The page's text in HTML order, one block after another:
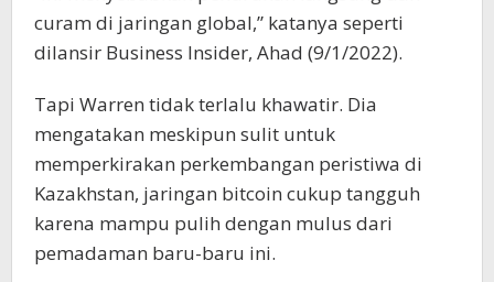
curam di jaringan global,” katanya seperti
dilansir Business Insider, Ahad (9/1/2022).
Tapi Warren tidak terlalu khawatir. Dia
mengatakan meskipun sulit untuk
memperkirakan perkembangan peristiwa di
Kazakhstan, jaringan bitcoin cukup tangguh
karena mampu pulih dengan mulus dari
pemadaman baru-baru ini.